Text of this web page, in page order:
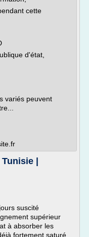
cette
d'état,
variés peuvent
|
suscité
supérieur
à absorber les
fortement saturé